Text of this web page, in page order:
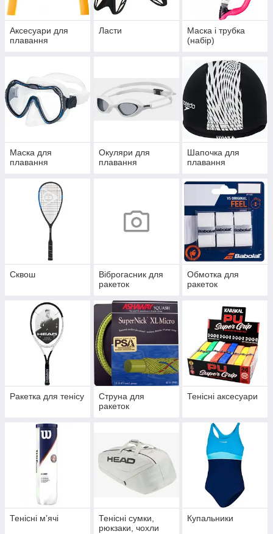
Аксесуари для
плавання
Ласти
Маска і трубка
(набір)
Маска для
плавання
Окуляри для
плавання
Шапочка для
плавання
Сквош
Віброгасник для
ракеток
Обмотка для
ракеток
Ракетка для тенісу
Струна для
ракеток
Тенісні аксесуари
Тенісні мʼячі
Тенісні сумки,
рюкзаки, чохли
Купальники